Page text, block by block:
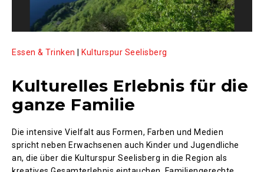
Essen & Trinken Kulturspur Seelisberg
Kulturelles Erlebnis für die
ganze Familie
Die intensive Vielfalt aus Formen, Farben und Medien
spricht neben Erwachsenen auch Kinder und Jugendliche
an, die über die Kulturspur Seelisberg in die Region als